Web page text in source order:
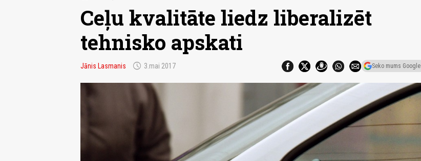
Ceļu kvalitāte liedz liberalizēt
tehnisko apskati
Jānis Lasmanis schedule 3.mai 2017 Seko mums Google